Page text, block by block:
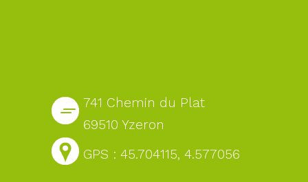
741 Chemin du Plat
69510 Yzeron
GPS : 45.704115, 4.577056